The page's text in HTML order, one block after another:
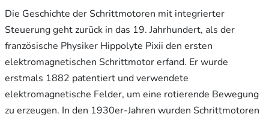
Die Geschichte der Schrittmotoren mit integrierter
Steuerung geht zurück in das 19. Jahrhundert, als der
französische Physiker Hippolyte Pixii den ersten
elektromagnetischen Schrittmotor erfand. Er wurde
erstmals 1882 patentiert und verwendete
elektromagnetische Felder, um eine rotierende Bewegung
zu erzeugen. In den 1930er-Jahren wurden Schrittmotoren